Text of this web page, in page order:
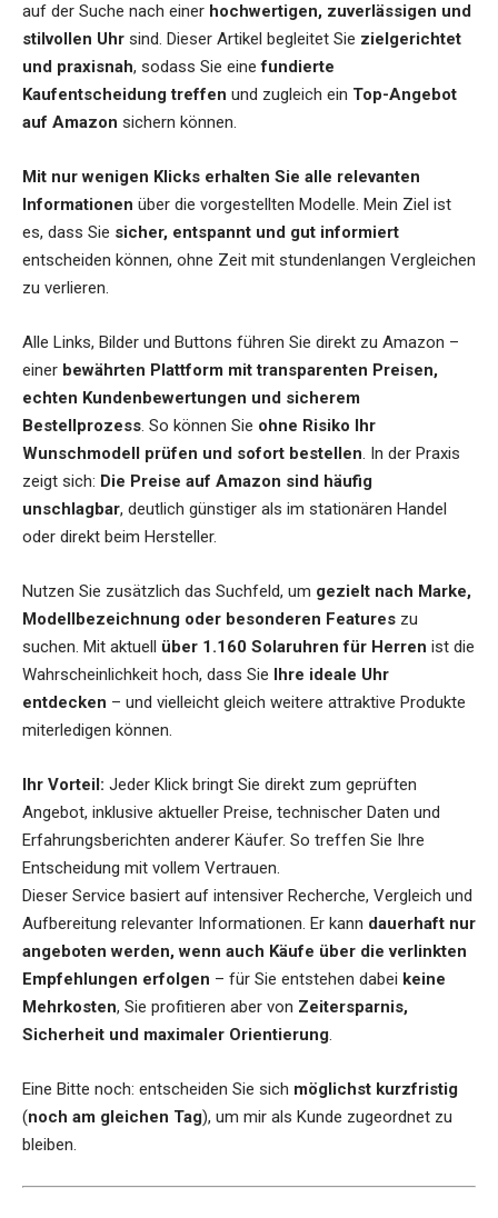
auf der Suche nach einer hochwertigen, zuverlässigen und
stilvollen Uhr sind. Dieser Artikel begleitet Sie zielgerichtet
und praxisnah, sodass Sie einefundierte
Kaufentscheidung treffen und zugleich ein Top-Angebot
auf Amazon sichern können.
Mit nur wenigen Klicks erhalten Sie alle relevanten
Informationen über die vorgestellten Modelle. Mein Ziel ist
es, dass Sie sicher, entspannt und gut informiert
entscheiden können, ohne Zeit mit stundenlangen Vergleichen
zu verlieren.
Alle Links, Bilder und Buttons führen Sie direkt zu Amazon –
einer bewährten Plattform mit transparenten Preisen,
echten Kundenbewertungen und sicherem
Bestellprozess. So können Sie ohne Risiko Ihr
Wunschmodell prüfen und sofort bestellen. In der Praxis
zeigt sich: Die Preise auf Amazon sind häufig
unschlagbar, deutlich günstiger als im stationären Handel
oder direkt beim Hersteller.
Nutzen Sie zusätzlich das Suchfeld, um gezielt nach Marke,
Modellbezeichnung oder besonderen Features zu
suchen. Mit aktuell über 1.160 Solaruhren für Herren ist die
Wahrscheinlichkeit hoch, dass Sie Ihre ideale Uhr
entdecken – und vielleicht gleich weitere attraktive Produkte
miterledigen können.
Ihr Vorteil: Jeder Klick bringt Sie direkt zum geprüften
Angebot, inklusive aktueller Preise, technischer Daten und
Erfahrungsberichten anderer Käufer. So treffen Sie Ihre
Entscheidung mit vollem Vertrauen.
Dieser Service basiert auf intensiver Recherche, Vergleich und
Aufbereitung relevanter Informationen. Er kann dauerhaft nur
angeboten werden, wenn auch Käufe über die verlinkten
Empfehlungen erfolgen – für Sie entstehen dabei keine
Mehrkosten, Sie profitieren aber von Zeitersparnis,
Sicherheit und maximaler Orientierung.
Eine Bitte noch: entscheiden Sie sich möglichst kurzfristig
(noch am gleichen Tag), um mir als Kunde zugeordnet zu
bleiben.